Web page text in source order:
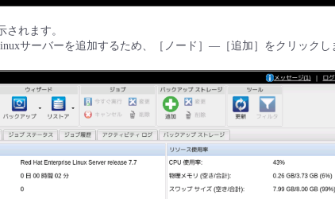
れます。
サーバーを追加するため、［ノード］—［追加］をクリックし